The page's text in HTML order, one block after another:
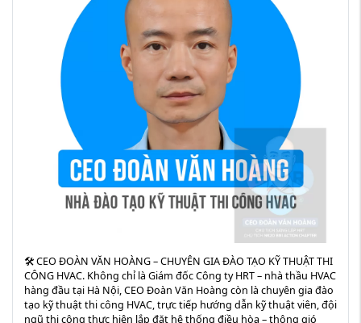
🛠️ CEO ĐOÀN VĂN HOÀNG – CHUYÊN GIA ĐÀO TẠO KỸ THUẬT THI
CÔNG HVAC. Không chỉ là Giám đốc Công ty HRT – nhà thầu HVAC
hàng đầu tại Hà Nội, CEO Đoàn Văn Hoàng còn là chuyên gia đào
tạo kỹ thuật thi công HVAC, trực tiếp hướng dẫn kỹ thuật viên, đội
ngũ thi công thực hiện lắp đặt hệ thống điều hòa – thông gió